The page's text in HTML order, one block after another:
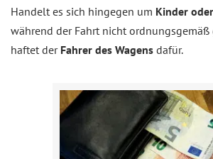
Handelt es sich hingegen um Kinder
während der Fahrt nicht ordnungsgemäß
haftet der Fahrer des Wagens dafür.